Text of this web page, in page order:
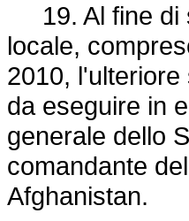
19. Al fine di
locale,
2010,
da eseguire in
generale dello
comandante
Afghanistan.